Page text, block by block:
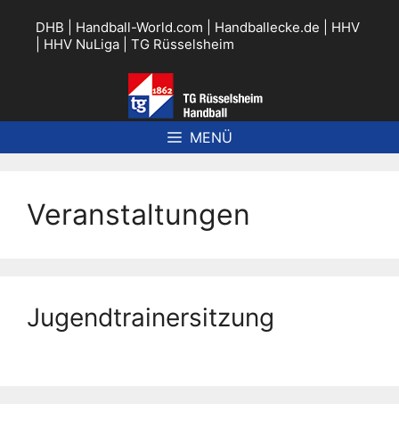
springen
DHB Handball-World.com Handballecke.de
HHV
HHV NuLiga TG Rüsselsheim
MENÜ
Veranstaltungen
Jugendtrainersitzung